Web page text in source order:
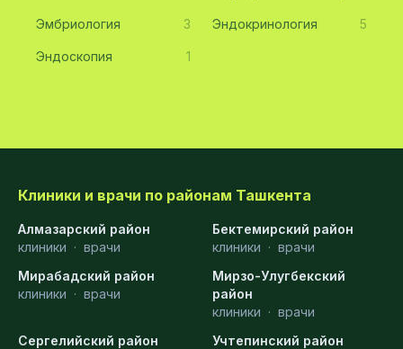
Эмбриология 3 Эндокринология 5
Эндоскопия 1
Клиники и врачи по районам Ташкента
Алмазарский район
клиники · врачи
Бектемирский район
клиники · врачи
Мирабадский район
клиники · врачи
Мирзо-Улугбекский
район
клиники · врачи
Сергелийский район
Учтепинский район